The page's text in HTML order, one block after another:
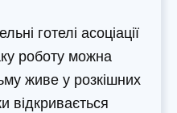
готелі асоціації
роботу можна
живе у розкішних
відкривається